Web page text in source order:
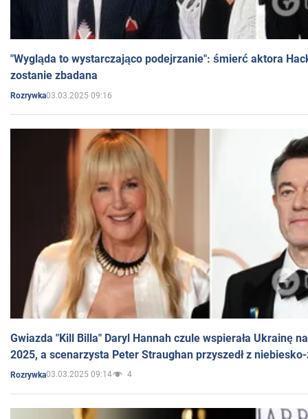
"Wygląda to wystarczająco podejrzanie": śmierć aktora
zostanie zbadana
Rozrywka03.03.2025 09:16
Gwiazda "Kill Billa" Daryl Hannah czule wspierała Ukrainę
2025, a scenarzysta Peter Straughan przyszedł z
Rozrywka03.03.2025 09:14 4